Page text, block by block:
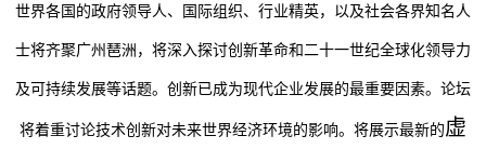
世界各国的政府领导人、国际组织、行业精英，以及社会各界知名人
士将齐聚广州琶洲，将深入探讨创新革命和二十一世纪全球化领导力
及可持续发展等话题。创新已成为现代企业发展的最重要因素。论坛
将着重讨论技术创新对未来世界经济环境的影响。将展示最新的虚